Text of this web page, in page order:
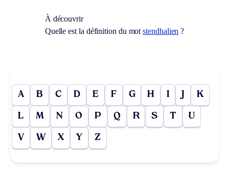
À découvrir
Quelle est la définition du motstendhalien ?
A B C D E F G H I J K
L M N O P Q R S T U
V W X Y Z